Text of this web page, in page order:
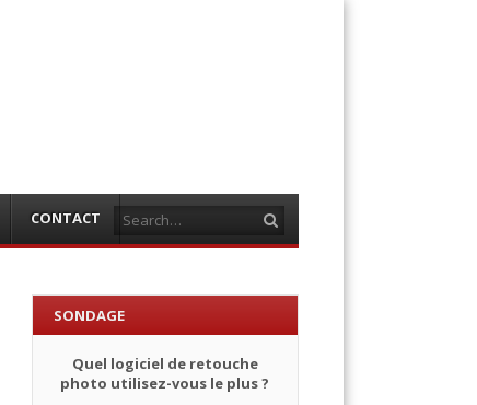
CONTACT
SONDAGE
Quel logiciel de retouche
photo utilisez-vous le plus ?